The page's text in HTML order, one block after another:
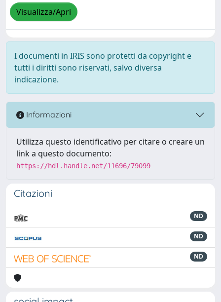
Visualizza/Apri
I documenti in IRIS sono protetti da copyright e
tutti i diritti sono riservati, salvo diversa
indicazione.
Informazioni
Utilizza questo identificativo per citare o creare un
link a questo documento:
https://hdl.handle.net/11696/79099
Citazioni
ND
ND
ND